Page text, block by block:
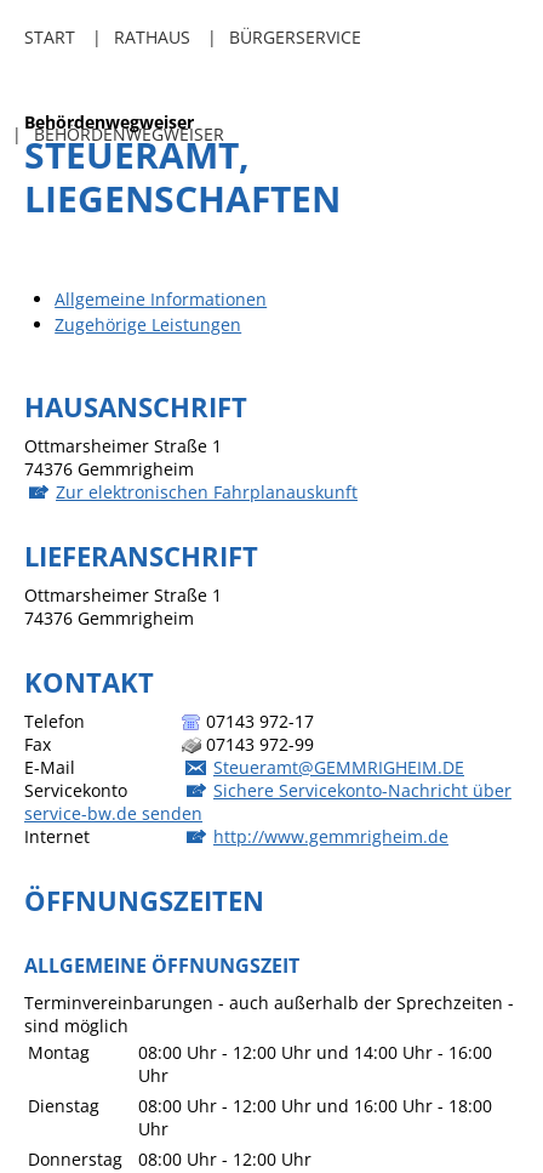
Freibadkarten
Parkraumkonzept
Ladeinfrastruktur
Schulkindbetreuung
Mensa
Gemeindebücherei
Jugendhaus
Bauhof
Häckselplatz
Friedhof
Kläranlage
Kommunale
Wärmeplanung
Netzmonitor der NetzeBW
Gemmrigheimer
Angebote für Geflüchtete
Wirtschaft + Handel
START RATHAUS BÜRGERSERVICE
BEHÖRDENWEGWEISER
Behördenwegweiser
STEUERAMT,
LIEGENSCHAFTEN
Allgemeine Informationen
Zugehörige Leistungen
HAUSANSCHRIFT
Ottmarsheimer Straße 1
74376 Gemmrigheim
Zur elektronischen Fahrplanauskunft
LIEFERANSCHRIFT
Ottmarsheimer Straße 1
74376 Gemmrigheim
KONTAKT
Telefon
07143 972-17
Fax
07143 972-99
E-Mail
Steueramt@GEMMRIGHEIM.DE
Servicekonto
Sichere Servicekonto-Nachricht über
service-bw.de senden
Internet
http://www.gemmrigheim.de
ÖFFNUNGSZEITEN
ALLGEMEINE ÖFFNUNGSZEIT
Terminvereinbarungen - auch außerhalb der Sprechzeiten -
sind möglich
Montag
08:00 Uhr - 12:00 Uhr und 14:00 Uhr - 16:00
Uhr
Dienstag
08:00 Uhr - 12:00 Uhr und 16:00 Uhr - 18:00
Uhr
Donnerstag
08:00 Uhr - 12:00 Uhr